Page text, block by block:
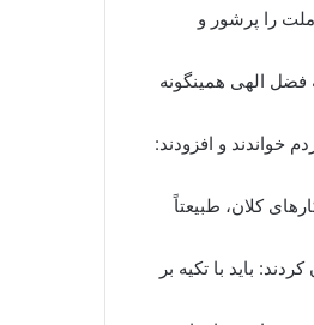
است که ملت را پرشور و
فضل الهی همینگونه
و افزودند:
کلان، طبیعتاً
باید با تکیه بر